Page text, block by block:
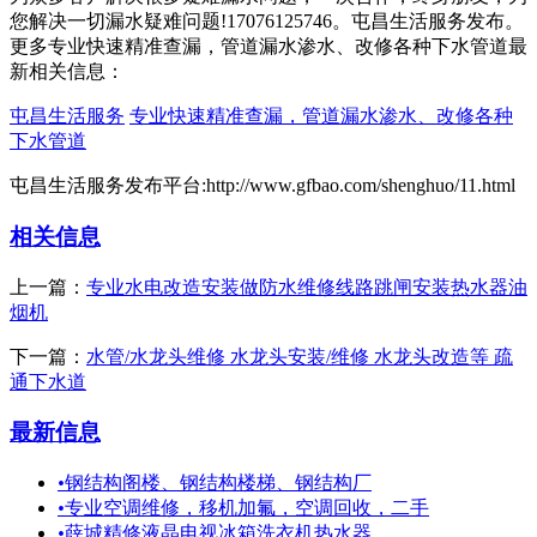
您解决一切漏水疑难问题!17076125746。屯昌生活服务发布。
更多专业快速精准查漏，管道漏水渗水、改修各种下水管道最
新相关信息：
屯昌生活服务 专业快速精准查漏，管道漏水渗水、改修各种
下水管道
屯昌生活服务发布平台:http://www.gfbao.com/shenghuo/11.html
相关信息
上一篇： 专业水电改造安装做防水维修线路跳闸安装热水器油
烟机
下一篇： 水管/水龙头维修 水龙头安装/维修 水龙头改造等 疏
通下水道
最新信息
•钢结构阁楼、钢结构楼梯、钢结构厂
•专业空调维修，移机加氟，空调回收，二手
•薛城精修液晶电视冰箱洗衣机热水器